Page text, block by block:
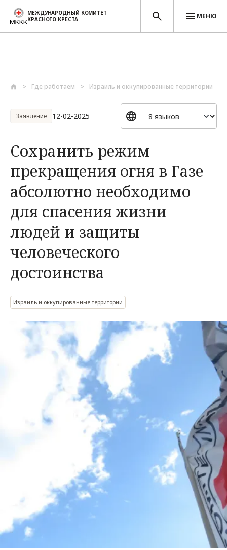
МЕЖДУНАРОДНЫЙ КОМИТЕТ
КРАСНОГО КРЕСТА
МЕНЮ
Где работаем Израиль и оккупированные территории
Заявление 12-02-2025
Сохранить режим
прекращения огня в Газе
абсолютно необходимо
для спасения жизни
людей и защиты
человеческого
достоинства
Израиль и оккупированные территории